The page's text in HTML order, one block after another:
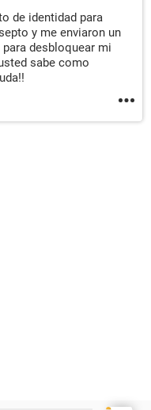
de identidad para
y me enviaron un
desbloquear mi
sabe como